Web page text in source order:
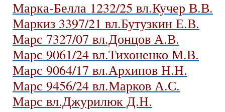
Марка-Белла 1232/25 вл.Кучер В.В.
Маркиз 3397/21 вл.Бутузкин Е.В.
Марс 7327/07 вл.Донцов А.В.
Марс 9061/24 вл.Тихоненко М.В.
Марс 9064/17 вл.Архипов Н.Н.
Марс 9456/24 вл.Марков А.С.
Марс вл.Джурилюк Д.Н.